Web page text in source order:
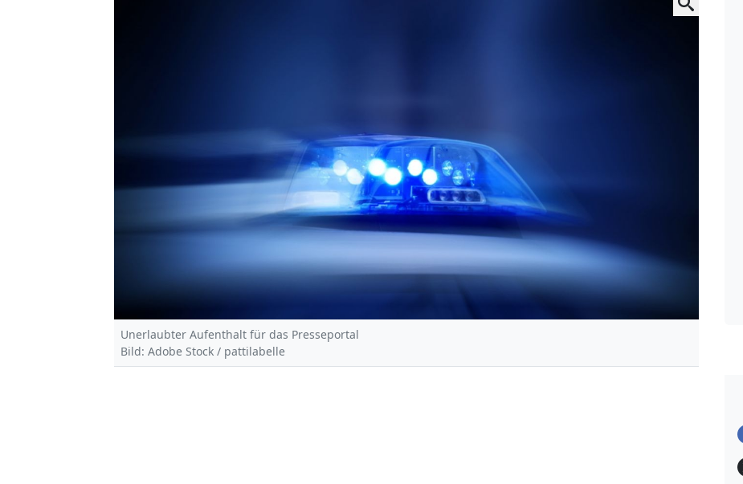
Unerlaubter Aufenthalt für das Presseportal
Bild: Adobe Stock / pattilabelle